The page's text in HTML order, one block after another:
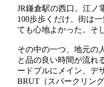
JR鎌倉駅の西口。江ノ
100歩歩くだけ、街は
ても心地よかった。そ
その中の一つ、地元の
と品の良い時間が流れ
ードブルにメイン、デ
BRUT（スパークリン